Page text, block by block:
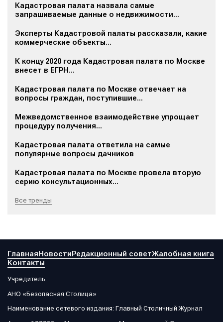
Кадастровая палата назвала самые
запрашиваемые данные о недвижимости...
Эксперты Кадастровой палаты рассказали, какие
коммерческие объекты...
К концу 2020 года Кадастровая палата по Москве
внесет в ЕГРН...
Кадастровая палата по Москве отвечает на
вопросы граждан, поступившие...
Межведомственное взаимодействие упрощает
процедуру получения...
Кадастровая палата ответила на самые
популярные вопросы дачников
Кадастровая палата по Москве провела вторую
серию консультационных...
Все тренды
ГлавнаяНовостиРедакционный советЖалобная книга
Контакты
Учредитель:
АНО «Безопасная Столица»
Наименование сетевого издания: Главный Столичный Журнал